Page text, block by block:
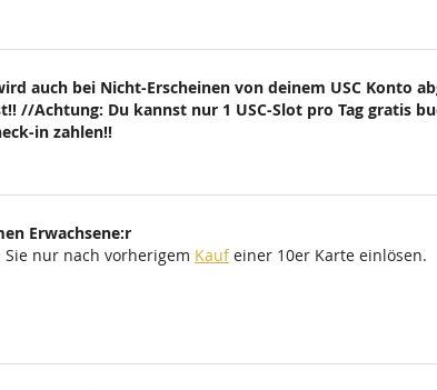
auch bei Nicht-Erscheinen von deinem USC Konto
//Achtung: Du kannst nur 1 USC-Slot pro Tag gratis
in zahlen!!
Erwachsene:r
nur nach vorherigem Kaufeiner 10er Karte einlösen.